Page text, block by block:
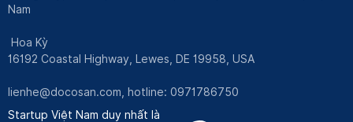
Nam
Hoa Kỳ
16192 Coastal Highway, Lewes, DE 19958, USA
lienhe@docosan.com , hotline: 0971786750
Startup Việt Nam duy nhất là